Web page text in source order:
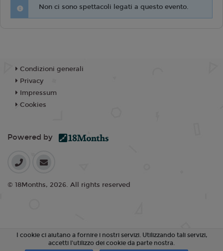
Non ci sono spettacoli legati a questo evento.
Condizioni generali
Privacy
Impressum
Cookies
Powered by
© 18Months, 2026. All rights reserved
I cookie ci aiutano a fornire i nostri servizi. Utilizzando tali servizi,
accetti l'utilizzo dei cookie da parte nostra.